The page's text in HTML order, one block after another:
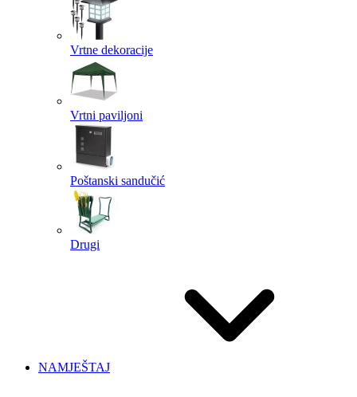
Vrtne dekoracije
Vrtni paviljoni
Poštanski sandučić
Drugi
NAMJEŠTAJ